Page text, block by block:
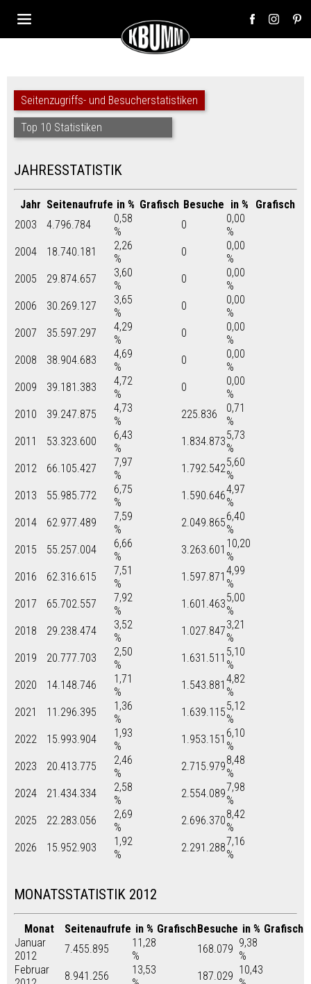
Seitenzugriffs- und Besucherstatistiken
Top 10 Statistiken
JAHRESSTATISTIK
Jahr Seitenaufrufe in % Grafisch Besuche in %
Grafisch
2003
4.796.784
0,58
%
0
0,00
%
2004
18.740.181
2,26
%
0
0,00
%
2005
29.874.657
3,60
%
0
0,00
%
2006
30.269.127
3,65
%
0
0,00
%
2007
35.597.297
4,29
%
0
0,00
%
2008
38.904.683
4,69
%
0
0,00
%
2009
39.181.383
4,72
%
0
0,00
%
2010
39.247.875
4,73
%
225.836
0,71
%
2011
53.323.600
6,43
%
1.834.8735,73
%
2012
66.105.427
7,97
%
1.792.5425,60
%
2013
55.985.772
6,75
%
1.590.6464,97
%
2014
62.977.489
7,59
%
2.049.8656,40
%
2015
55.257.004
6,66
%
3.263.601 10,20
%
2016
62.316.615
7,51
%
1.597.871 4,99
%
2017
65.702.557
7,92
%
1.601.4635,00
%
2018
29.238.474
3,52
%
1.027.8473,21
%
2019
20.777.703
2,50
%
1.631.511 5,10
%
2020
14.148.746
1,71
%
1.543.881 4,82
%
2021
11.296.395
1,36
%
1.639.1155,12
%
2022
15.993.904
1,93
%
1.953.151 6,10
%
2023
20.413.775
2,46
%
2.715.9798,48
%
2024
21.434.334
2,58
%
2.554.0897,98
%
2025
22.283.056
2,69
%
2.696.3708,42
%
2026
15.952.903
1,92
%
2.291.2887,16
%
MONATSSTATISTIK 2012
Monat Seitenaufrufe in % GrafischBesuche in % Grafisch
Januar
2012
7.455.895
11,28
%
168.079 9,38
%
Februar
8.941.256
13,53
187.029 10,43